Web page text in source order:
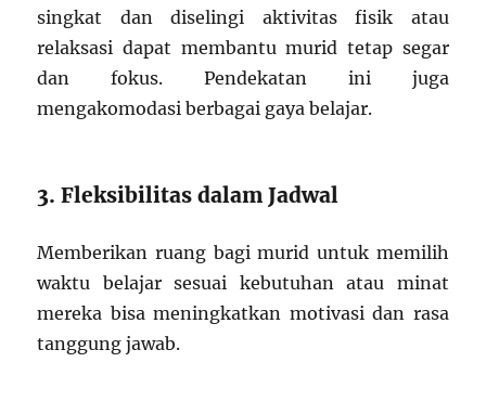
singkat dan diselingi aktivitas fisik atau
relaksasi dapat membantu murid tetap segar
dan fokus. Pendekatan ini juga
mengakomodasi berbagai gaya belajar.
3. Fleksibilitas dalam Jadwal
Memberikan ruang bagi murid untuk memilih
waktu belajar sesuai kebutuhan atau minat
mereka bisa meningkatkan motivasi dan rasa
tanggung jawab.